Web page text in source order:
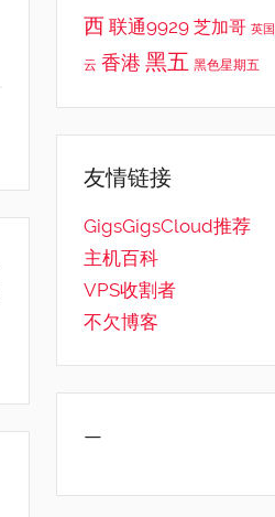
西 联通9929 芝加哥 英国
云 香港 黑五 黑色星期五
友情链接
GigsGigsCloud推荐
主机百科
VPS收割者
不欠博客
—